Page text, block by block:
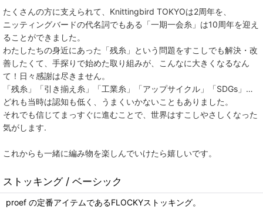
たくさんの方に支えられて、Knittingbird TOKYOは2周年を、
ニッティングバードの代名詞でもある「一期一会糸」は10周年を迎え
ることができました。
わたしたちの身近にあった「残糸」という問題をすこしでも解決・改
善したくて、手探りで始めた取り組みが、こんなに大きくなるなん
て！日々感謝は尽きません。
「残糸」「引き揃え糸」「工業糸」「アップサイクル」「SDGs」…
どれも当時は認知も低く、うまくいかないこともありました。
それでも信じてまっすぐに進むことで、世界はすこしやさしくなった
気がします.
これからも一緒に編み物を楽しんでいけたら嬉しいです。
ストッキング / ベーシック
proef の定番アイテムであるFLOCKYストッキング。